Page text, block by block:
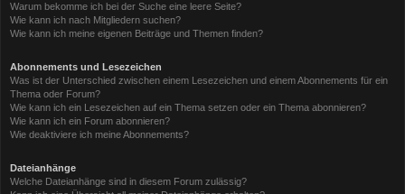
Warum bekomme ich bei der Suche eine leere Seite?
Wie kann ich nach Mitgliedern suchen?
Wie kann ich meine eigenen Beiträge und Themen finden?
Abonnements und Lesezeichen
Was ist der Unterschied zwischen einem Lesezeichen und einem Abonnements für ein
Thema oder Forum?
Wie kann ich ein Lesezeichen auf ein Thema setzen oder ein Thema abonnieren?
Wie kann ich ein Forum abonnieren?
Wie deaktiviere ich meine Abonnements?
Dateianhänge
Welche Dateianhänge sind in diesem Forum zulässig?